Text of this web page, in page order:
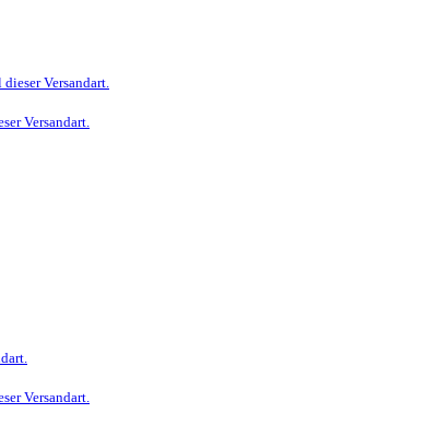
Versandart.
Versandart.
Versandart.